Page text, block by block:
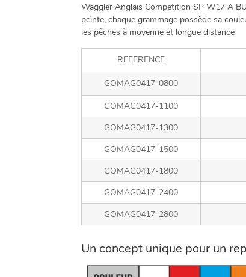
Waggler Anglais Competition SP W17 A
peinte, chaque grammage possède sa
les pêches à moyenne et longue distance
REFERENCE
GOMAG0417-0800
GOMAG0417-1100
GOMAG0417-1300
GOMAG0417-1500
GOMAG0417-1800
GOMAG0417-2400
GOMAG0417-2800
Un concept unique pour un